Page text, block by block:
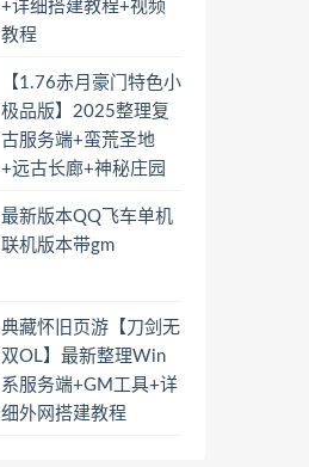
+详细搭建教程+视频
教程
【1.76赤月豪门特色小
极品版】2025整理复
古服务端+蛮荒圣地
+远古长廊+神秘庄园
最新版本QQ飞车单机
联机版本带gm
典藏怀旧页游【刀剑无
双OL】最新整理Win
系服务端+GM工具+详
细外网搭建教程